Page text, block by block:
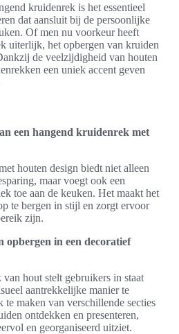
kruidenrek is het essentieel
dat aansluit bij de persoonlijke
Of men nu voorkeur heeft
uiterlijk, het opbergen van kruiden
de veelzijdigheid van houten
een uniek accent geven
een hangend kruidenrek met
houten design biedt niet alleen
maar voegt ook een
toe aan de keuken. Het maakt het
te bergen in stijl en zorgt ervoor
zijn.
in een decoratief
hout stelt gebruikers in staat
aantrekkelijke manier te
maken van verschillende secties
ontdekken en presenteren,
en georganiseerd uitziet.